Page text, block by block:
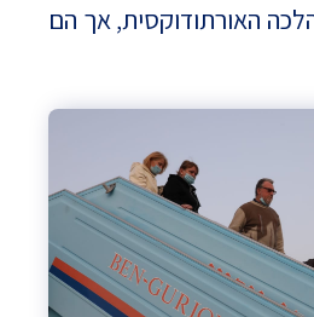
האורתודוקסית, אך הם